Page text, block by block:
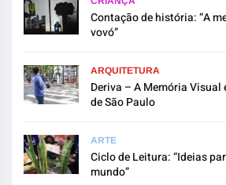
Contação de história: “A
vovó”
ARQUITETURA
Deriva – A Memória Visual
de São Paulo
ARTE
Ciclo de Leitura: “Ideias
mundo”